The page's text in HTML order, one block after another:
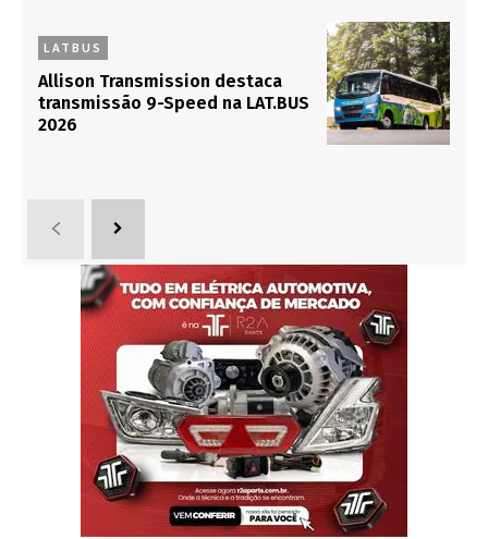
LATBUS
Allison Transmission destaca
transmissão 9-Speed na LAT.BUS
2026